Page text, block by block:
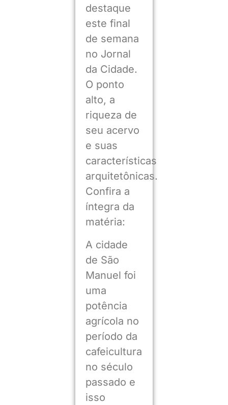
destaque
este final
de semana
no Jornal
da Cidade.
O ponto
alto, a
riqueza de
seu acervo
e suas
características
arquitetônicas.
Confira a
íntegra da
matéria:
A cidade
de São
Manuel foi
uma
potência
agrícola no
período da
cafeicultura
no século
passado e
isso